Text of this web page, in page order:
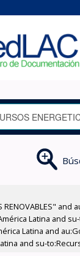
RENOVABLES"
Latina and
Latina and
and su-